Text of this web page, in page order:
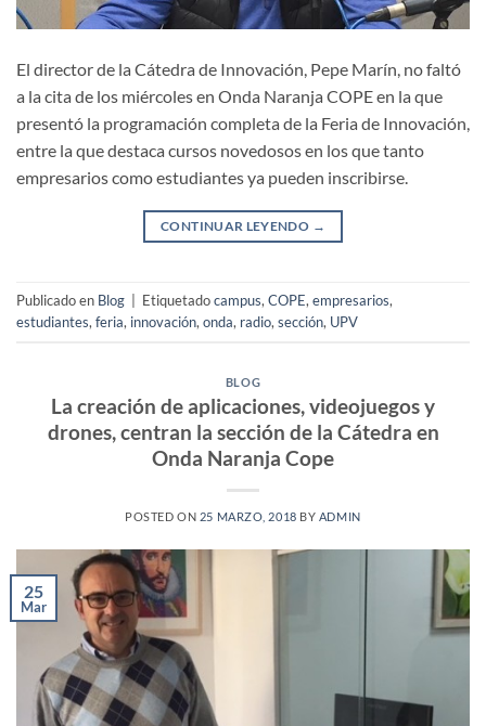
El director de la Cátedra de Innovación, Pepe Marín, no faltó
a la cita de los miércoles en Onda Naranja COPE en la que
presentó la programación completa de la Feria de Innovación,
entre la que destaca cursos novedosos en los que tanto
empresarios como estudiantes ya pueden inscribirse.
CONTINUAR LEYENDO →
Publicado en Blog Etiquetadocampus, COPE, empresarios,
estudiantes, feria, innovación, onda, radio, sección, UPV
BLOG
La creación de aplicaciones, videojuegos y
drones, centran la sección de la Cátedra en
Onda Naranja Cope
POSTED ON 25 MARZO, 2018 BY ADMIN
25
Mar